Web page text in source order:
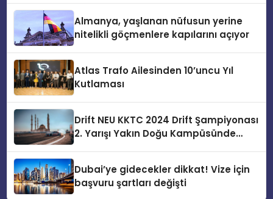
Almanya, yaşlanan nüfusun yerine
nitelikli göçmenlere kapılarını açıyor
Atlas Trafo Ailesinden 10’uncu Yıl
Kutlaması
Drift NEU KKTC 2024 Drift Şampiyonası
2. Yarışı Yakın Doğu Kampüsünde
Dubai’ye gidecekler dikkat! Vize için
başvuru şartları değişti